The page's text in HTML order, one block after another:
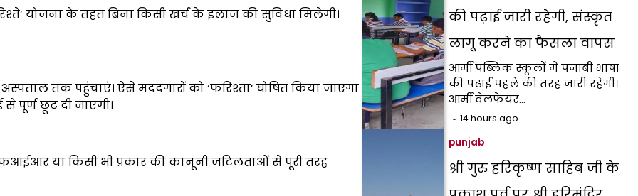
योजना के तहत बिना किसी खर्च के इलाज की सुविधा मिलेगी।
तक पहुंचाएं। ऐसे मददगारों को ‘फरिश्ता’ घोषित किया जाएगा
पूर्ण छूट दी जाएगी।
या किसी भी प्रकार की कानूनी जटिलताओं से पूरी तरह
की पढ़ाई जारी रहेगी, संस्कृत
लागू करने का फैसला वापस
आर्मी पब्लिक स्कूलों में पंजाबी भाषा
की पढ़ाई पहले की तरह जारी रहेगी।
आर्मी वेलफेयर…
14 hours ago
punjab
श्री गुरु हरिकृष्ण साहिब जी के